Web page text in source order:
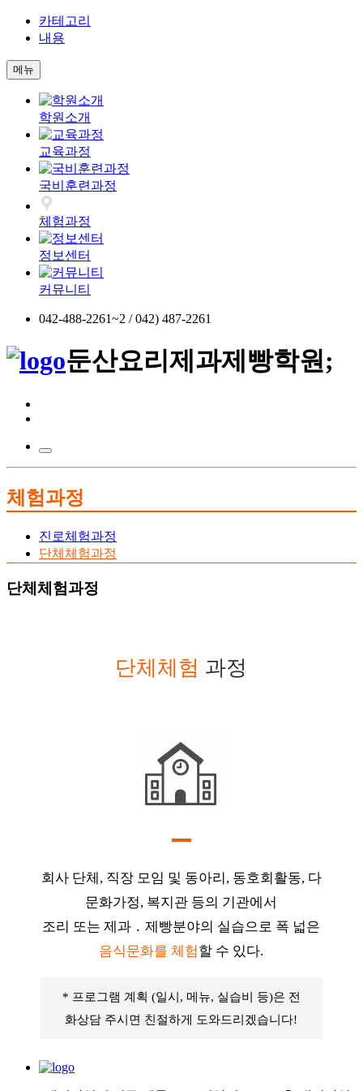
카테고리
내용
메뉴
학원소개
교육과정
국비훈련과정
체험과정
정보센터
커뮤니티
042-488-2261~2 / 042) 487-2261
둔산요리제과제빵학원;
체험과정
진로체험과정
단체체험과정
단체체험과정
단체체험 과정
회사 단체, 직장 모임 및 동아리, 동호회활동, 다
문화가정, 복지관 등의 기관에서
조리 또는 제과 ․ 제빵분야의 실습으로 폭 넓은
음식문화를 체험할 수 있다.
* 프로그램 계획 (일시, 메뉴, 실습비 등)은 전
화상담 주시면 친절하게 도와드리겠습니다!